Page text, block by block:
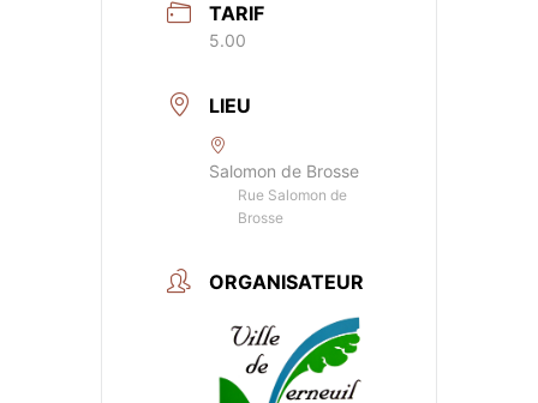
TARIF
5.00
LIEU
Salomon de Brosse
Rue Salomon de
Brosse
ORGANISATEUR